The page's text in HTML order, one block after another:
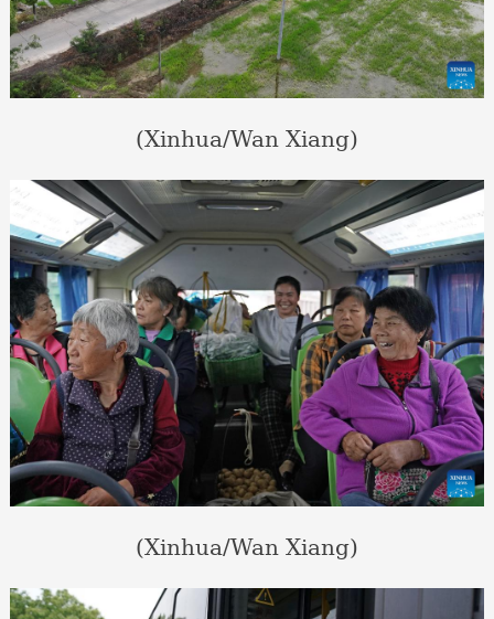
(Xinhua/Wan Xiang)
(Xinhua/Wan Xiang)